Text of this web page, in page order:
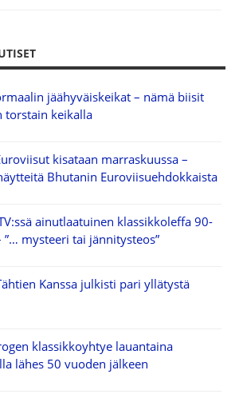
jäähyväiskeikat – nämä biisit
torstain keikalla
kisataan marraskuussa –
Bhutanin Euroviisuehdokkaista
ainutlaatuinen klassikkoleffa 90-
”… mysteeri tai jännitysteos”
Kanssa julkisti pari yllätystä
klassikkoyhtye lauantaina
lähes 50 vuoden jälkeen